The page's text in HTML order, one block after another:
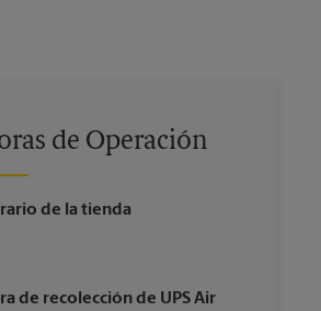
de Operación
de la tienda
de recolección de UPS Air